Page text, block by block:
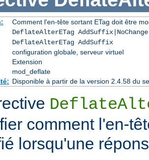
Comment l'en-tête sortant ETag doit être
DeflateAlterETag
DeflateAlterETag AddSuffix
configuration globale, serveur virtuel
Extension
mod_deflate
Disponible à partir de la version 2.4.58 du
comment l'en-
lorsqu'une